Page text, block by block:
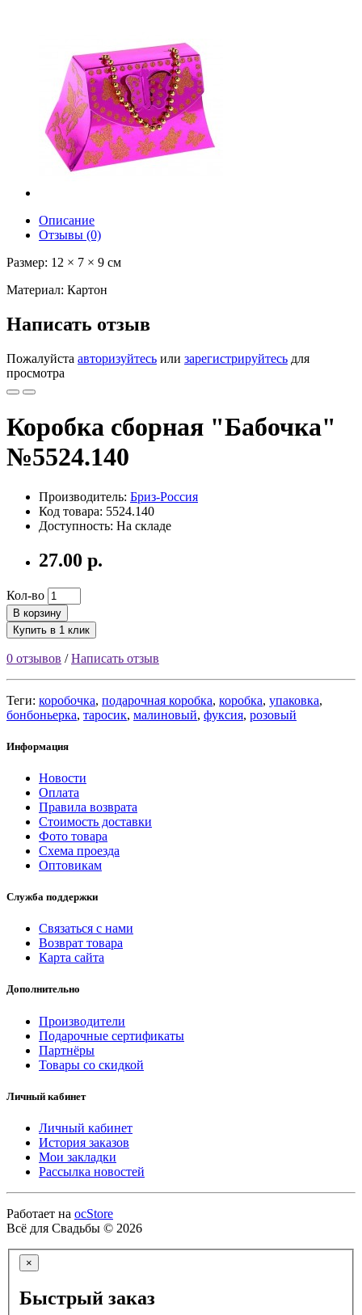
Описание
Отзывы (0)
Размер: 12 × 7 × 9 см
Материал: Картон
Написать отзыв
Пожалуйста авторизуйтесь или зарегистрируйтесь для
просмотра
Коробка сборная "Бабочка"
№5524.140
Производитель: Бриз-Россия
Код товара: 5524.140
Доступность: На складе
27.00 р.
Кол-во
В корзину
Купить в 1 клик
0 отзывов /Написать отзыв
Теги: коробочка, подарочная коробка, коробка, упаковка,
бонбоньерка, таросик, малиновый, фуксия, розовый
Информация
Новости
Оплата
Правила возврата
Стоимость доставки
Фото товара
Схема проезда
Оптовикам
Служба поддержки
Связаться с нами
Возврат товара
Карта сайта
Дополнительно
Производители
Подарочные сертификаты
Партнёры
Товары со скидкой
Личный кабинет
Личный кабинет
История заказов
Мои закладки
Рассылка новостей
Работает на ocStore
Всё для Свадьбы © 2026
×
Быстрый заказ